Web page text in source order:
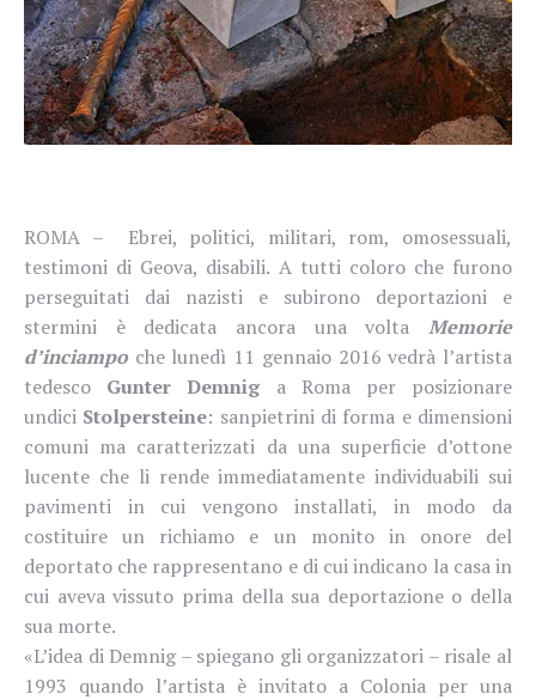
ROMA – Ebrei, politici, militari, rom, omosessuali,
testimoni di Geova, disabili. A tutti coloro che furono
perseguitati dai nazisti e subirono deportazioni e
stermini è dedicata ancora una volta Memorie
d’inciampo che lunedì 11 gennaio 2016 vedrà l’artista
tedesco Gunter Demniga Roma per posizionare
undici Stolpersteine: sanpietrini di forma e dimensioni
comuni ma caratterizzati da una superficie d’ottone
lucente che li rende immediatamente individuabili sui
pavimenti in cui vengono installati, in modo da
costituire un richiamo e un monito in onore del
deportato che rappresentano e di cui indicano la casa in
cui aveva vissuto prima della sua deportazione o della
sua morte.
«L’idea di Demnig – spiegano gli organizzatori – risale al
1993 quando l’artista è invitato a Colonia per una